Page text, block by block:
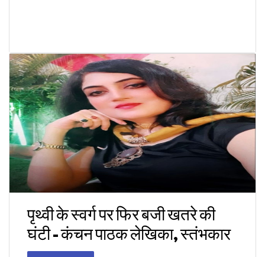
पृथ्वी के स्वर्ग पर फिर बजी खतरे की
घंटी - कंचन पाठक लेखिका, स्तंभकार